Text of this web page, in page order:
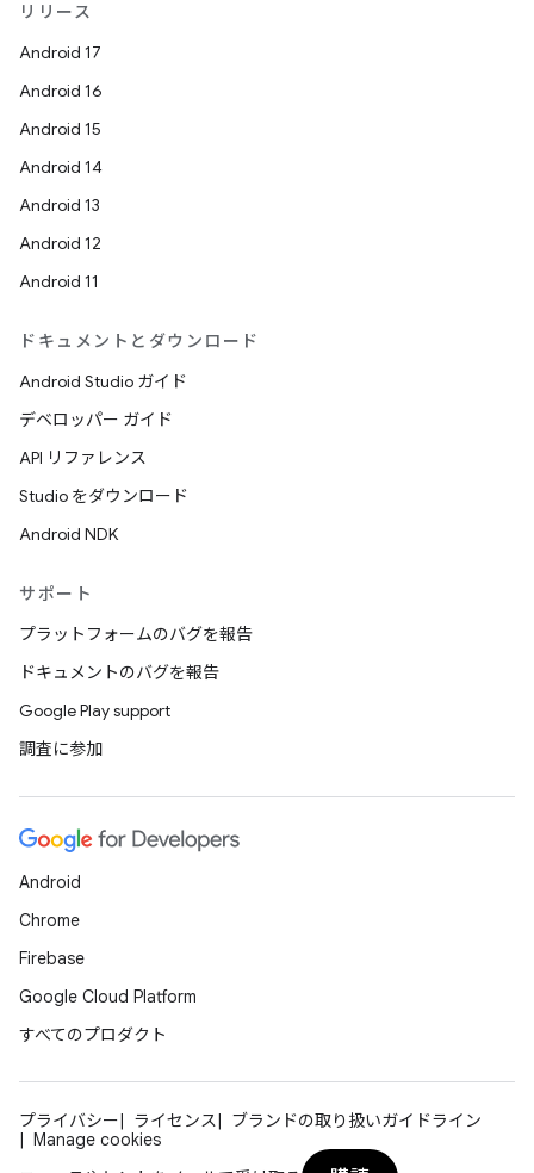
リリース
Android 17
Android 16
Android 15
Android 14
Android 13
Android 12
Android 11
ドキュメントとダウンロード
Android Studio ガイド
デベロッパー ガイド
API リファレンス
Studio をダウンロード
Android NDK
サポート
プラットフォームのバグを報告
ドキュメントのバグを報告
Google Play support
調査に参加
Android
Chrome
Firebase
Google Cloud Platform
すべてのプロダクト
プライバシー ライセンス
ブランドの取り扱いガイドライン
Manage cookies